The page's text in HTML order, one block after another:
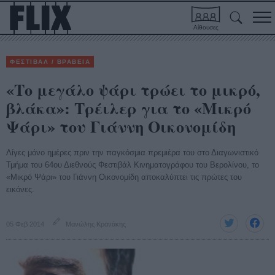
Αίθουσες
ΦΕΣΤΙΒΑΛ / ΒΡΑΒΕΙΑ
«Το μεγάλο ψάρι τρώει το μικρό,
βλάκα»: Τρέιλερ για το «Μικρό
Ψάρι» του Γιάννη Οικονομίδη
Λίγες μόνο ημέρες πριν την παγκόσμια πρεμιέρα του στο Διαγωνιστικό
Τμήμα του 64ου Διεθνούς Φεστιβάλ Κινηματογράφου του Βερολίνου, το
«Μικρό Ψάρι» του Γιάννη Οικονομίδη αποκαλύπτει τις πρώτες του
εικόνες.
05 Φεβ 2014 Μανώλης Κρανάκης